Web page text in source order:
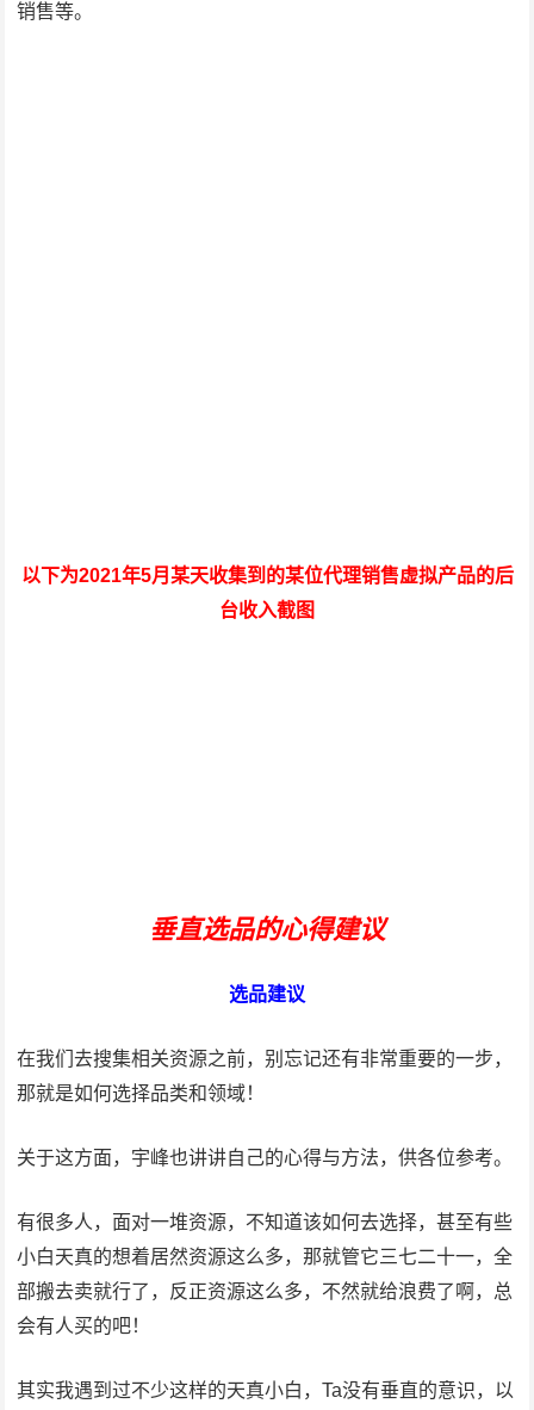
销售等。
以下为2021年5月某天收集到的某位代理销售虚拟产品的后
台收入截图
垂直选品的心得建议
选品建议
在我们去搜集相关资源之前，别忘记还有非常重要的一步，
那就是如何选择品类和领域！
关于这方面，宇峰也讲讲自己的心得与方法，供各位参考。
有很多人，面对一堆资源，不知道该如何去选择，甚至有些
小白天真的想着居然资源这么多，那就管它三七二十一，全
部搬去卖就行了，反正资源这么多，不然就给浪费了啊，总
会有人买的吧！
其实我遇到过不少这样的天真小白，Ta没有垂直的意识，以